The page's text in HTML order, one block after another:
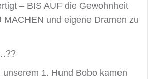
– BIS AUF die Gewohnheit
MACHEN und eigene Dramen zu
1. Hund Bobo kamen